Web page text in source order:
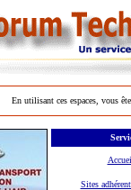
En utilisant ces espaces, vous
Sites